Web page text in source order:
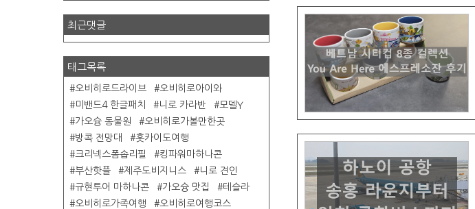
최근댓글
태그목록
오비히로드라이브
오비히로아이와
미밴드4 한글패치
니로 카라반
모델Y
가오슝 동물원
오비히로가볼만한곳
방콕 전망대
홋카이도여행
크리넥스폼솝리필
킹파워마하나콘
부산핫플
제주도비지니스
니로 견인
규현투어 마하나콘
가오슝 맛집
테슬라
오비히로가족여행
오비히로여행코스